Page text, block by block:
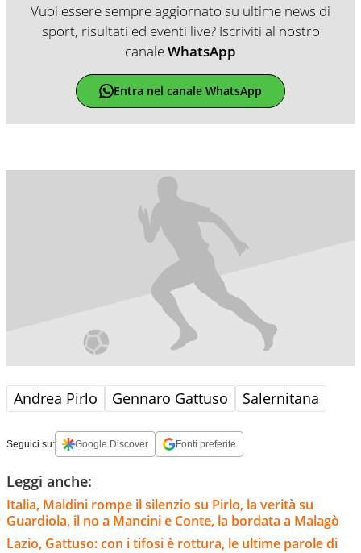
Vuoi essere sempre aggiornato su ultime news di
sport, risultati ed eventi live? Iscriviti al nostro
canaleWhatsApp
Entra nel canale WhatsApp
Andrea Pirlo Gennaro Gattuso Salernitana
Seguici su: Google Discover Fonti preferite
Leggi anche:
Italia, Maldini rompe il silenzio su Pirlo, la verità su
Guardiola, il no a Mancini e Conte, la bordata a Malagò
Lazio, Gattuso: con i tifosi è rottura, le ultime parole di